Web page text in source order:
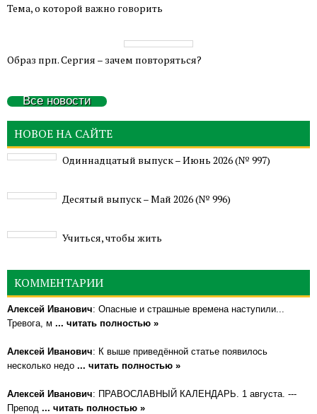
Тема, о которой важно говорить
Образ прп. Сергия – зачем повторяться?
Все новости
НОВОЕ НА САЙТЕ
Одиннадцатый выпуск – Июнь 2026 (№ 997)
Деcятый выпуск – Май 2026 (№ 996)
Учиться, чтобы жить
КОММЕНТАРИИ
Алексей Иванович: Опасные и страшные времена наступили...
Тревога, м ... читать полностью »
Алексей Иванович: К выше приведённой статье появилось
несколько недо ... читать полностью »
Алексей Иванович: ПРАВОСЛАВНЫЙ КАЛЕНДАРЬ. 1 августа. ---
Препод ... читать полностью »